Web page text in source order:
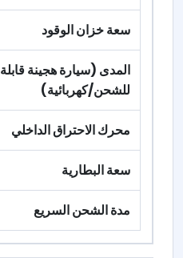
سعة خزان الوقود
المدى (سيارة هجينة قابلة
للشحن/كهربائية)
محرك الاحتراق الداخلي
سعة البطارية
مدة الشحن السريع